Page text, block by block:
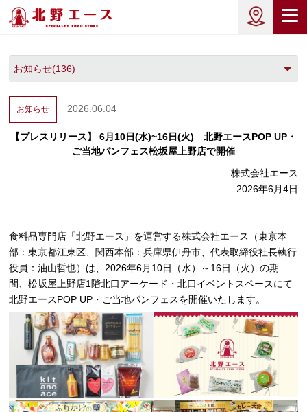
お知らせ 2026.06.04
【プレスリリース】 6月10日(水)~16日(火) 北野エースPOP UP・
ご当地パンフェス松坂屋上野店で開催
株式会社エース
2026年6月4日
食料品専門店「北野エース」を運営する株式会社エース（東京本
部：東京都江東区、関西本部：兵庫県伊丹市、代表取締役社長執行
役員：油山哲也）は、2026年6月10日（水）～16日（火）の期
間、松坂屋上野店1階北口アーケード・北口イベントスペースにて
北野エースPOP UP・ご当地パンフェスを開催いたします。